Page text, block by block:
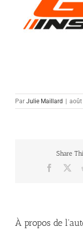
Par Julie Maillard août
Share
À propos de